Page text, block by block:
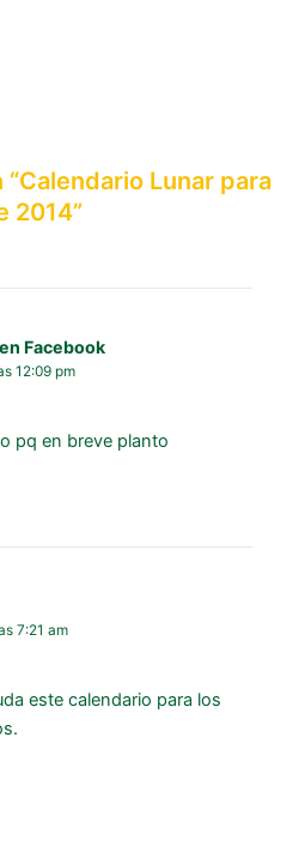
Lunar para
2014”
Facebook
12:09 pm
pq en breve planto
7:21 am
este calendario para los